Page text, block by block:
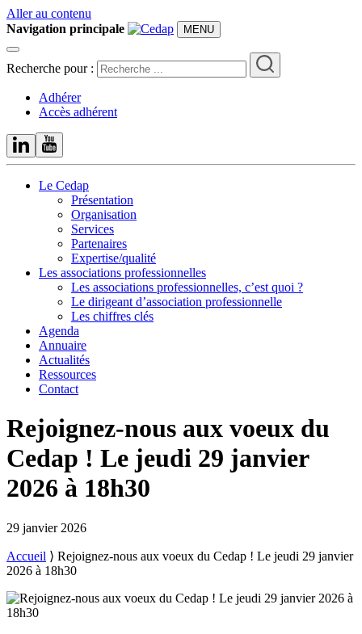
Aller au contenu
Navigation principale
MENU
Recherche pour :
Adhérer
Accès adhérent
Le Cedap
Présentation
Organisation
Services
Partenaires
Expertise/qualité
Les associations professionnelles
Les associations professionnelles, c’est quoi ?
Le dirigeant d’association professionnelle
Les chiffres clés
Agenda
Annuaire
Actualités
Ressources
Contact
Rejoignez-nous aux voeux du
Cedap ! Le jeudi 29 janvier
2026 à 18h30
29 janvier 2026
Accueil ⟩ Rejoignez-nous aux voeux du Cedap ! Le jeudi 29 janvier
2026 à 18h30